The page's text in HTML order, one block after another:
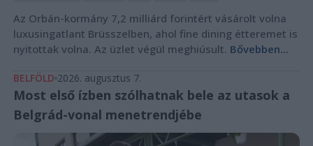
Az Orbán-kormány 7,2 milliárd forintért vásárolt volna
luxusingatlant Brüsszelben, ahol fine dining étteremet is
nyitottak volna. Az üzlet végül meghiúsult. Bővebben...
BELFÖLD 2026. augusztus 7.
Most első ízben szólhatnak bele az utasok a
Belgrád-vonal menetrendjébe